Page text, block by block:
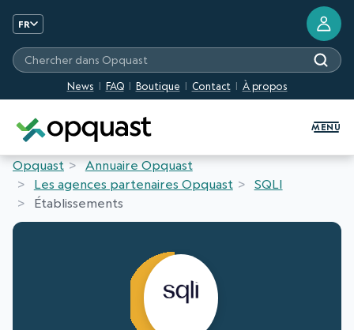
FR
News FAQ Boutique Contact À propos
Chercher dans Opquast
MENU
Opquast
Annuaire Opquast
Les agences partenaires Opquast
SQLI
Établissements